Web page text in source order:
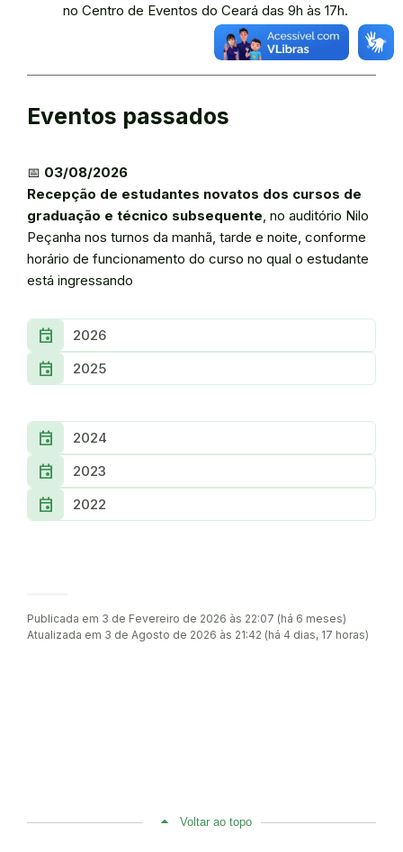
no Centro de Eventos do Ceará das 9h às 17h.
Eventos passados
📅 03/08/2026
Recepção de estudantes novatos dos cursos de
graduação e técnico subsequente, no auditório Nilo
Peçanha nos turnos da manhã, tarde e noite, conforme
horário de funcionamento do curso no qual o estudante
está ingressando
Event 2026
Event 2025
Event 2024
Event 2023
Event 2022
Publicada em 3 de Fevereiro de 2026 às 22:07 (há 6 meses)
Atualizada em 3 de Agosto de 2026 às 21:42 (há 4 dias, 17 horas)
Voltar ao topo